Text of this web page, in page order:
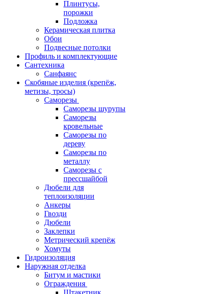
Плинтусы,
порожки
Подложка
Керамическая плитка
Обои
Подвесные потолки
Профиль и комплектующие
Сантехника
Санфаянс
Скобяные изделия (крепёж,
метизы, тросы)
Саморезы
Саморезы шурупы
Саморезы
кровельные
Саморезы по
дереву
Саморезы по
металлу
Саморезы с
прессшайбой
Дюбели для
теплоизоляции
Анкеры
Гвозди
Дюбели
Заклепки
Метрический крепёж
Хомуты
Гидроизоляция
Наружная отделка
Битум и мастики
Ограждения
Штакетник